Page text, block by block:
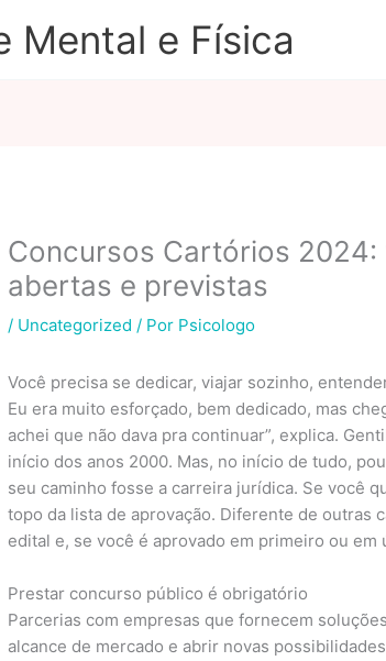
Mental e Física
Concursos Cartórios 2024:
abertas e previstas
/ Uncategorized / Por Psicologo
Você precisa se dedicar, viajar sozinho,
Eu era muito esforçado, bem dedicado, mas
achei que não dava pra continuar”, explica.
início dos anos 2000. Mas, no início de tudo,
seu caminho fosse a carreira jurídica. Se você
topo da lista de aprovação. Diferente de outras
edital e, se você é aprovado em primeiro ou
Prestar concurso público é obrigatório
Parcerias com empresas que fornecem
alcance de mercado e abrir novas